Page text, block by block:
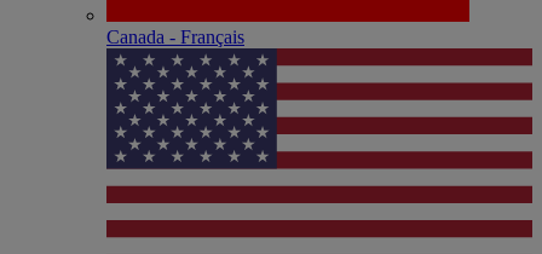
Canada - Français